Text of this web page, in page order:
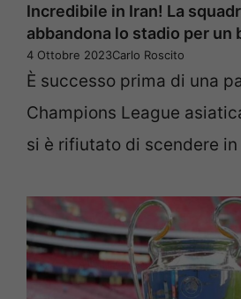
Incredibile in Iran! La
abbandona lo stadio per un
4 Ottobre 2023Carlo Roscito
È successo prima di una
Champions League
si è rifiutato di scendere in